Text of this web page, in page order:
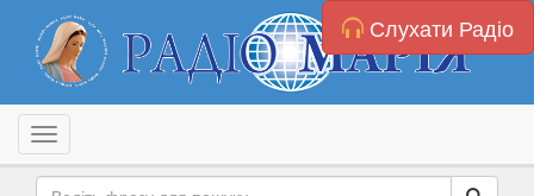
Слухати Радіо
Toggle navigation